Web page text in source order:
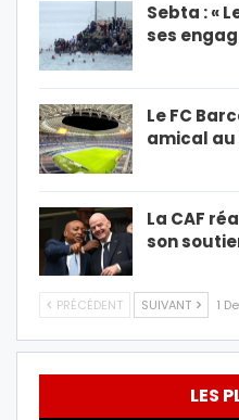
Sebta : «
ses
Le FC
amical
La CAF
son
PRÉCÉDENT SUIVANT 1
LES